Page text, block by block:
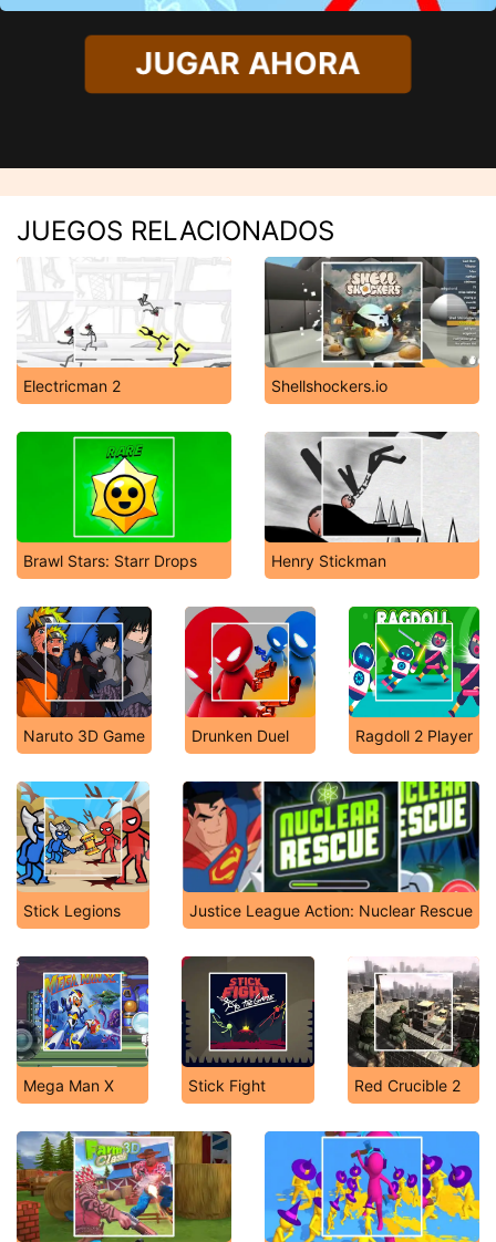
JUGAR AHORA
JUEGOS RELACIONADOS
Electricman 2 Shellshockers.io
Brawl Stars: Starr Drops Henry Stickman
Naruto 3D Game Drunken Duel Ragdoll 2 Player
Stick Legions Justice League Action: Nuclear Rescue
Mega Man X Stick Fight Red Crucible 2